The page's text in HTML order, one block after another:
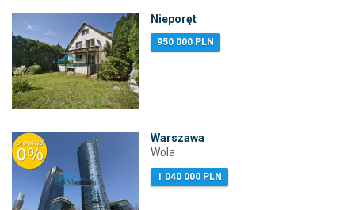
Nieporęt
950 000 PLN
Warszawa
Wola
1 040 000 PLN